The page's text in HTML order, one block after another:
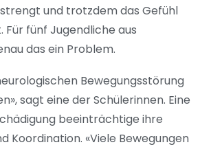
und trotzdem das Gefühl
fünf Jugendliche aus
das ein Problem.
Bewegungsstörung
sagt eine der Schülerinnen. Eine
beeinträchtige ihre
Koordination. «Viele Bewegungen